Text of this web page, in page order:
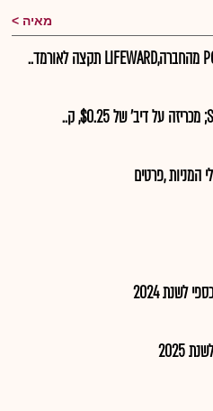
מאיה